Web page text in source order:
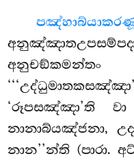
‘රූපසඤ්ඤා’ති
නානාබ්යඤ්ජනා,
නාන’’න්ති (පාරා.